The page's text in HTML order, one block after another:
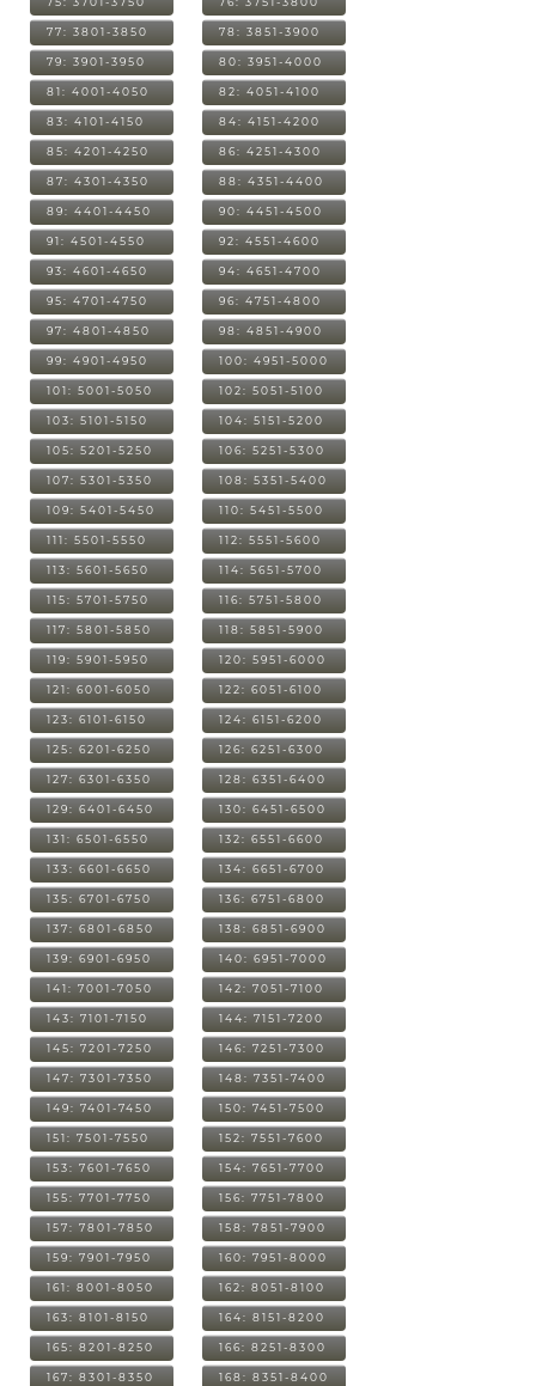
77: 3801-3850 78: 3851-3900
79: 3901-3950 80: 3951-4000
81: 4001-4050 82: 4051-4100
83: 4101-4150 84: 4151-4200
85: 4201-4250 86: 4251-4300
87: 4301-4350 88: 4351-4400
89: 4401-4450 90: 4451-4500
91: 4501-4550 92: 4551-4600
93: 4601-4650 94: 4651-4700
95: 4701-4750 96: 4751-4800
97: 4801-4850 98: 4851-4900
99: 4901-4950 100: 4951-5000
101: 5001-5050 102: 5051-5100
103: 5101-5150 104: 5151-5200
105: 5201-5250 106: 5251-5300
107: 5301-5350 108: 5351-5400
109: 5401-5450 110: 5451-5500
111: 5501-5550 112: 5551-5600
113: 5601-5650 114: 5651-5700
115: 5701-5750 116: 5751-5800
117: 5801-5850 118: 5851-5900
119: 5901-5950 120: 5951-6000
121: 6001-6050 122: 6051-6100
123: 6101-6150 124: 6151-6200
125: 6201-6250 126: 6251-6300
127: 6301-6350 128: 6351-6400
129: 6401-6450 130: 6451-6500
131: 6501-6550 132: 6551-6600
133: 6601-6650 134: 6651-6700
135: 6701-6750 136: 6751-6800
137: 6801-6850 138: 6851-6900
139: 6901-6950 140: 6951-7000
141: 7001-7050 142: 7051-7100
143: 7101-7150 144: 7151-7200
145: 7201-7250 146: 7251-7300
147: 7301-7350 148: 7351-7400
149: 7401-7450 150: 7451-7500
151: 7501-7550 152: 7551-7600
153: 7601-7650 154: 7651-7700
155: 7701-7750 156: 7751-7800
157: 7801-7850 158: 7851-7900
159: 7901-7950 160: 7951-8000
161: 8001-8050 162: 8051-8100
163: 8101-8150 164: 8151-8200
165: 8201-8250 166: 8251-8300
167: 8301-8350 168: 8351-8400